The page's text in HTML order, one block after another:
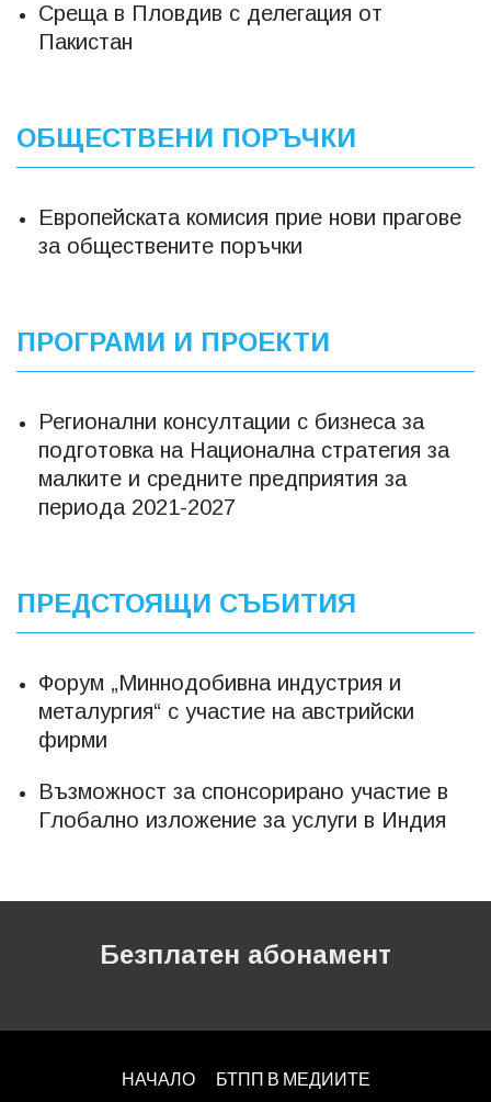
Среща в Пловдив с делегация от
Пакистан
ОБЩЕСТВЕНИ ПОРЪЧКИ
Европейската комисия прие нови прагове
за обществените поръчки
ПРОГРАМИ И ПРОЕКТИ
Регионални консултации с бизнеса за
подготовка на Национална стратегия за
малките и средните предприятия за
периода 2021-2027
ПРЕДСТОЯЩИ СЪБИТИЯ
Форум „Миннодобивна индустрия и
металургия“ с участие на австрийски
фирми
Възможност за спонсорирано участие в
Глобално изложение за услуги в Индия
Безплатен абонамент
НАЧАЛО БТПП В МЕДИИТЕ